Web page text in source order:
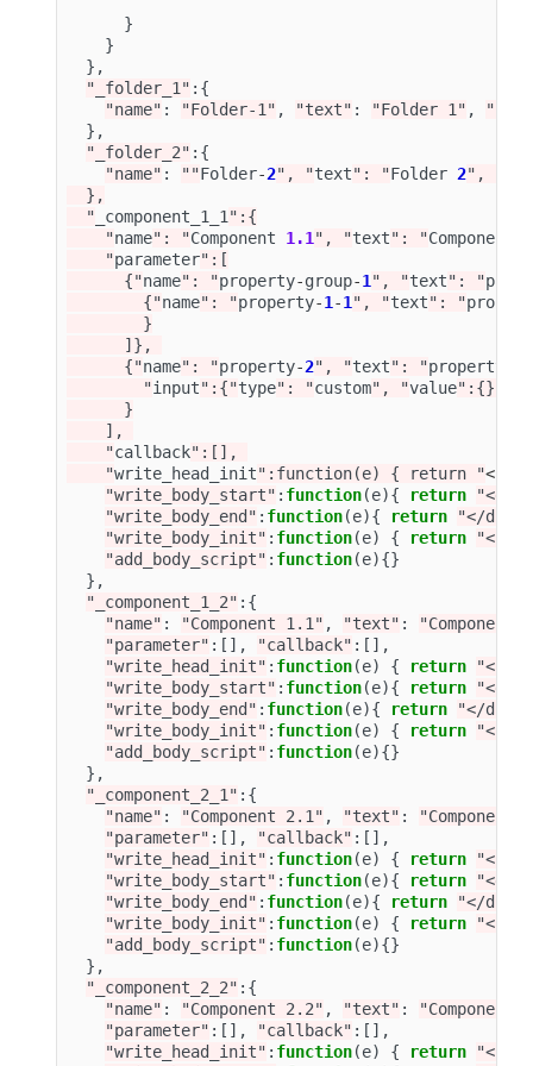
}
}
},
"_folder_1" :{
"name" : "Folder-1" , "text" : "Folder 1" ,
},
"_folder_2" :{
"name" : ""Folder-2", "text": "Folder 2", "
  },
  "
_component_1_1":{
    "
name": "Component 1.1", "text": "Component
    "
parameter":[
      {"
name": "property-group-1", "text": "
        {"
name": "property-1-1", "text": "
        }
      ]},
      {"
name": "property-2", "text": "property
        "
input":{"type": "custom", "value":{}, "
      }
    ],
    "
callback":[],
    "
write_head_init":function(e) { return "<
"write_body_start" : function(e){ return
"write_body_end" : function(e){ return
"</div>"
"write_body_init" : function(e) { return
"add_body_script" : function(e){}
},
"_component_1_2" :{
"name" : "Component 1.1" , "text" :
"Component
"parameter" :[], "callback" :[],
"write_head_init" : function(e) { return
"write_body_start" : function(e){ return
"write_body_end" : function(e){ return
"</div>"
"write_body_init" : function(e) { return
"add_body_script" : function(e){}
},
"_component_2_1" :{
"name" : "Component 2.1" , "text" :
"Component
"parameter" :[], "callback" :[],
"write_head_init" : function(e) { return
"write_body_start" : function(e){ return
"write_body_end" : function(e){ return
"</div>"
"write_body_init" : function(e) { return
"add_body_script" : function(e){}
},
"_component_2_2" :{
"name" : "Component 2.2" , "text" :
"Component
"parameter" :[], "callback" :[],
"write_head_init" : function(e) { return